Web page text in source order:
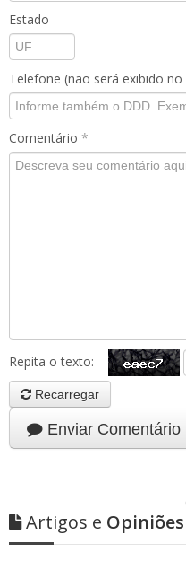
Estado
Telefone (não será exibido no
Comentário *
Repita o texto:
Recarregar
Enviar Comentário
Artigos e Opiniões